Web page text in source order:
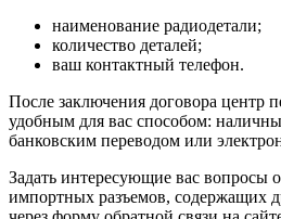
наименование радиодетали;
количество деталей;
ваш контактный телефон.
После заключения договора центр
удобным для вас способом:
банковским переводом или
Задать интересующие вас вопросы
импортных разъемов, содержащих